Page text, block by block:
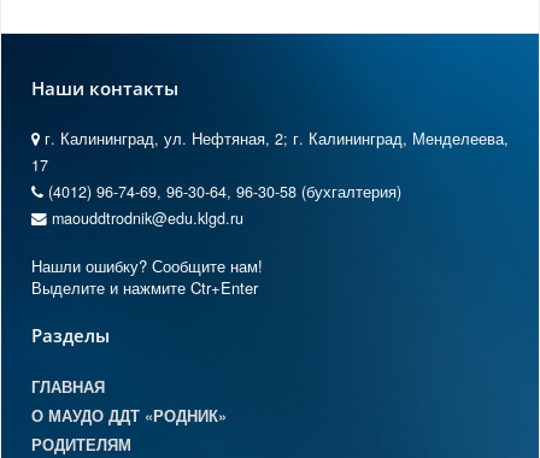
Наши контакты
г. Калининград, ул. Нефтяная, 2; г. Калининград, Менделеева,
17
(4012) 96-74-69, 96-30-64, 96-30-58 (бухгалтерия)
maouddtrodnik@edu.klgd.ru
Нашли ошибку? Сообщите нам!
Выделите и нажмите Ctr+Enter
Разделы
ГЛАВНАЯ
О МАУДО ДДТ «РОДНИК»
РОДИТЕЛЯМ